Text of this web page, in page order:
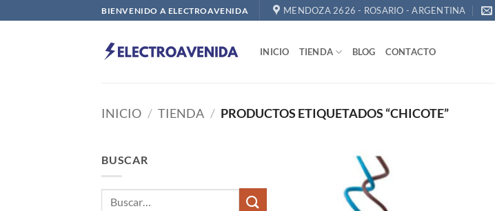
al
BIENVENIDO A ELECTROAVENIDA MENDOZA 2626 - ROSARIO - ARGENTINA
INICIO TIENDA BLOG CONTACTO
INICIO / TIENDA / PRODUCTOS ETIQUETADOS “CHICOTE”
BUSCAR